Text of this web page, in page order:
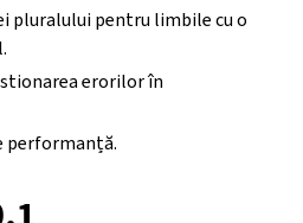
pluralului pentru limbile cu o
erorilor în
performanță.